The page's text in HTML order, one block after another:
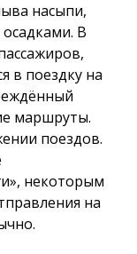
насыпи,
В
в поездку на
маршруты.
поездов.
некоторым
на